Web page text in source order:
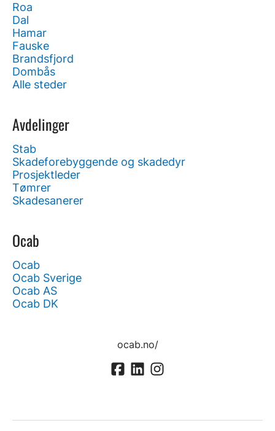
Roa
Dal
Hamar
Fauske
Brandsfjord
Dombås
Alle steder
Avdelinger
Stab
Skadeforebyggende og skadedyr
Prosjektleder
Tømrer
Skadesanerer
Ocab
Ocab
Ocab Sverige
Ocab AS
Ocab DK
ocab.no/